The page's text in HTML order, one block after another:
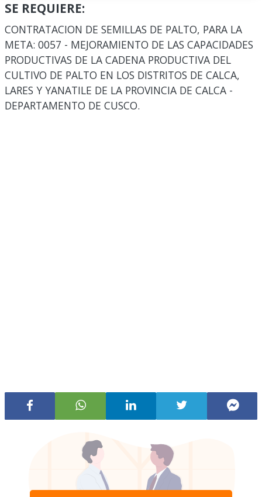
SE REQUIERE:
CONTRATACION DE SEMILLAS DE PALTO, PARA LA
META: 0057 - MEJORAMIENTO DE LAS CAPACIDADES
PRODUCTIVAS DE LA CADENA PRODUCTIVA DEL
CULTIVO DE PALTO EN LOS DISTRITOS DE CALCA,
LARES Y YANATILE DE LA PROVINCIA DE CALCA -
DEPARTAMENTO DE CUSCO.